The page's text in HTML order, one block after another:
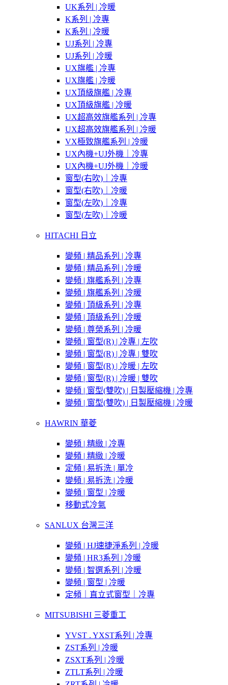
UK系列 | 冷暖
K系列 | 冷專
K系列 | 冷暖
UJ系列 | 冷專
UJ系列 | 冷暖
UX旗艦 | 冷專
UX旗艦 | 冷暖
UX頂級旗艦 | 冷專
UX頂級旗艦 | 冷暖
UX超高效旗艦系列 | 冷專
UX超高效旗艦系列 | 冷暖
VX極致旗艦系列 | 冷暖
UX內機+UJ外機｜冷專
UX內機+UJ外機｜冷暖
窗型(右吹)｜冷專
窗型(右吹)｜冷暖
窗型(左吹)｜冷專
窗型(左吹)｜冷暖
HITACHI 日立
變頻 | 精品系列 | 冷專
變頻 | 精品系列 | 冷暖
變頻 | 旗艦系列 | 冷專
變頻 | 旗艦系列 | 冷暖
變頻 | 頂級系列 | 冷專
變頻 | 頂級系列 | 冷暖
變頻 | 尊榮系列 | 冷暖
變頻 | 窗型(R) | 冷專 | 左吹
變頻 | 窗型(R) | 冷專 | 雙吹
變頻 | 窗型(R) | 冷暖 | 左吹
變頻 | 窗型(R) | 冷暖 | 雙吹
變頻 | 窗型(雙吹) | 日製壓縮機 | 冷專
變頻 | 窗型(雙吹) | 日製壓縮機 | 冷暖
HAWRIN 華菱
變頻 | 精緻 | 冷專
變頻 | 精緻 | 冷暖
定頻 | 易拆洗 | 單冷
變頻 | 易拆洗 | 冷暖
變頻 | 窗型 | 冷暖
移動式冷氣
SANLUX 台灣三洋
變頻 | HJ速捷淨系列 | 冷暖
變頻 | HR3系列 | 冷暖
變頻 | 智選系列 | 冷暖
變頻 | 窗型 | 冷暖
定頻｜直立式窗型｜冷專
MITSUBISHI 三菱重工
YVST . YXST系列 | 冷專
ZST系列 | 冷暖
ZSXT系列 | 冷暖
ZTLT系列 | 冷暖